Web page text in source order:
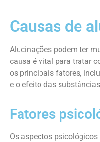
Causas de
Alucinações podem ter
causa é vital para tratar
os principais fatores,
e o efeito das
Fatores
Os aspectos